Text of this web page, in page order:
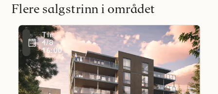
Flere salgstrinn i området
Tir
4/8
16:00
Les
mer
om
Allergotskogen
Hus 6
og
7